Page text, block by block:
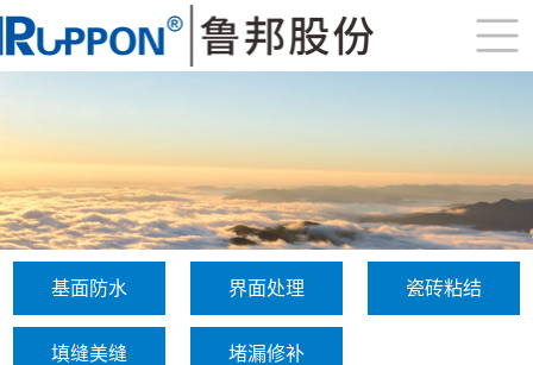
基面防水 界面处理 瓷砖粘结
填缝美缝 堵漏修补